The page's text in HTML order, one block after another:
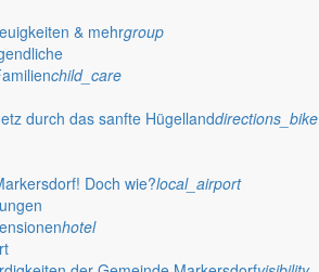
& mehrgroup
child_care
durch das sanfte Hügellanddirections_bike
Doch wie?local_airport
hotel
Ortsfeuerwehrenwhatshot